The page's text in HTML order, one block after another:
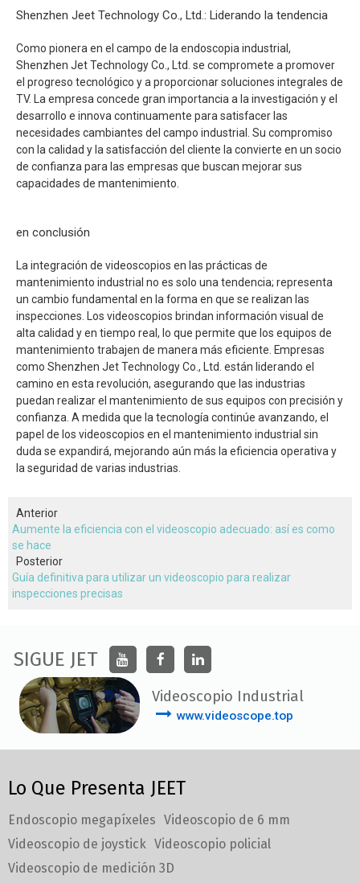
Shenzhen Jeet Technology Co., Ltd.: Liderando la tendencia
Como pionera en el campo de la endoscopia industrial,
Shenzhen Jet Technology Co., Ltd. se compromete a promover
el progreso tecnológico y a proporcionar soluciones integrales de
TV. La empresa concede gran importancia a la investigación y el
desarrollo e innova continuamente para satisfacer las
necesidades cambiantes del campo industrial. Su compromiso
con la calidad y la satisfacción del cliente la convierte en un socio
de confianza para las empresas que buscan mejorar sus
capacidades de mantenimiento.
en conclusión
La integración de videoscopios en las prácticas de
mantenimiento industrial no es solo una tendencia; representa
un cambio fundamental en la forma en que se realizan las
inspecciones. Los videoscopios brindan información visual de
alta calidad y en tiempo real, lo que permite que los equipos de
mantenimiento trabajen de manera más eficiente. Empresas
como Shenzhen Jet Technology Co., Ltd. están liderando el
camino en esta revolución, asegurando que las industrias
puedan realizar el mantenimiento de sus equipos con precisión y
confianza. A medida que la tecnología continúe avanzando, el
papel de los videoscopios en el mantenimiento industrial sin
duda se expandirá, mejorando aún más la eficiencia operativa y
la seguridad de varias industrias.
Anterior
Aumente la eficiencia con el videoscopio adecuado: así es como
se hace
Posterior
Guía definitiva para utilizar un videoscopio para realizar
inspecciones precisas
SIGUE JET
Videoscopio Industrial
www.videoscope.top
Lo Que Presenta JEET
Endoscopio megapíxeles Videoscopio de 6 mm
Videoscopio de joystick Videoscopio policial
Videoscopio de medición 3D